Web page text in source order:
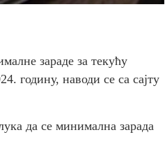
зараде за текућу
годину, наводи се са сајту
да се минимална зарада